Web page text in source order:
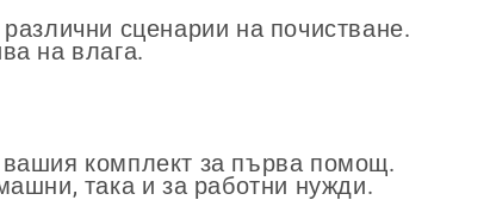
сценарии на почистване.
на влага.
комплект за първа помощ.
така и за работни нужди.